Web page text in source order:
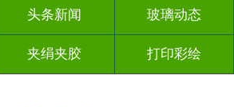
头条新闻 玻璃动态
夹绢夹胶 打印彩绘